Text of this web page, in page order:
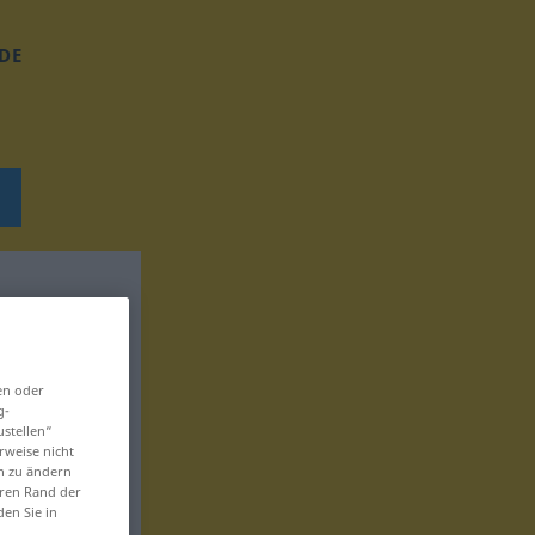
DE
oder
nicht
zu ändern
Rand der
Sie in